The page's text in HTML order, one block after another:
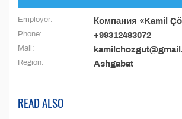
Employer: Компания «Kamil
Phone: +99312483072
Mail:
Region: Ashgabat
READ ALSO